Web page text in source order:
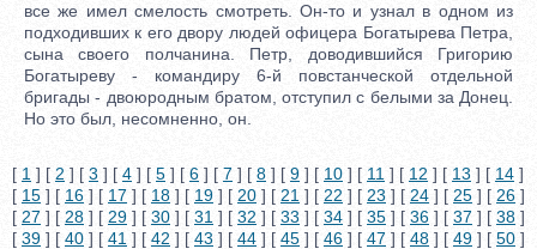
все же имел смелость смотреть. Он-то и узнал в одном из
подходивших к его двору людей офицера Богатырева Петра,
сына своего полчанина. Петр, доводившийся Григорию
Богатыреву - командиру 6-й повстанческой отдельной
бригады - двоюродным братом, отступил с белыми за Донец.
Но это был, несомненно, он.
[ 1 ] [ 2 ] [ 3 ] [ 4 ] [ 5 ] [ 6 ] [ 7 ] [ 8 ] [ 9 ] [ 10 ] [ 11 ] [ 12 ] [ 13 ] [ 14 ]
[ 15 ] [ 16 ] [ 17 ] [ 18 ] [ 19 ] [ 20 ] [ 21 ] [ 22 ] [ 23 ] [ 24 ] [ 25 ] [ 26 ]
[ 27 ] [ 28 ] [ 29 ] [ 30 ] [ 31 ] [ 32 ] [ 33 ] [ 34 ] [ 35 ] [ 36 ] [ 37 ] [ 38 ]
[ 39 ] [ 40 ] [ 41 ] [ 42 ] [ 43 ] [ 44 ] [ 45 ] [ 46 ] [ 47 ] [ 48 ] [ 49 ] [ 50 ]